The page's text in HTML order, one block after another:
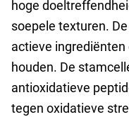
hoge
soepele texturen.
actieve
houden. De
antioxidatieve
tegen oxidatieve